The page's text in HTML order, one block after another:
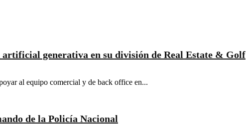
generativa en su división de Real Estate & Golf
al equipo comercial y de back office en...
de la Policía Nacional